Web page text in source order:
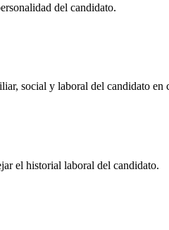
del candidato.
social y laboral del candidato en
el historial laboral del candidato.